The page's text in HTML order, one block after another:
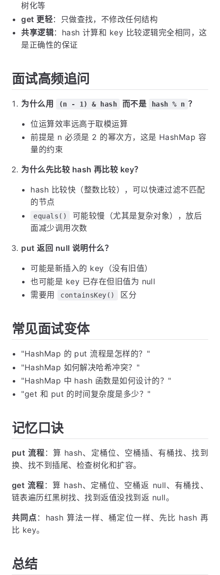
树化等
get 更轻：只做查找，不修改任何结构
共享逻辑：hash 计算和 key 比较逻辑完全相同，这
是正确性的保证
面试高频追问
为什么用 (n - 1) & hash 而不是 hash % n ？
位运算效率远高于取模运算
前提是 n 必须是 2 的幂次方，这是 HashMap 容
量的约束
为什么先比较 hash 再比较 key？
hash 比较快（整数比较），可以快速过滤不匹配
的节点
equals()
可能较慢（尤其是复杂对象），放后
面减少调用次数
put 返回 null 说明什么？
可能是新插入的 key（没有旧值）
也可能是 key 已存在但旧值为 null
需要用
containsKey() 区分
常见面试变体
"HashMap 的 put 流程是怎样的？"
"HashMap 如何解决哈希冲突？"
"HashMap 中 hash 函数是如何设计的？"
"get 和 put 的时间复杂度是多少？"
记忆口诀
put 流程 ：算 hash、定桶位、空桶插、有桶找、找到
换、找不到插尾、检查树化和扩容。
get 流程 ：算 hash、定桶位、空桶返 null、有桶找、
链表遍历红黑树找、找到返值没找到返 null。
共同点 ：hash 算法一样、桶定位一样、先比 hash 再
比 key。
总结